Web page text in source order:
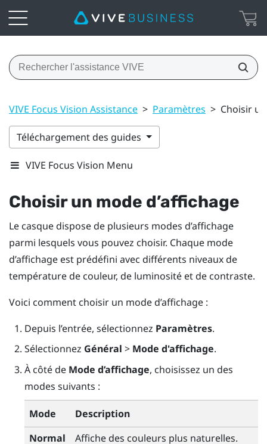
VIVE Focus Vision Assistance > Paramètres > Choisir
Téléchargement des guides
VIVE Focus Vision Menu
Choisir un mode d’affichage
Le casque dispose de plusieurs modes d’affichage
parmi lesquels vous pouvez choisir. Chaque mode
d’affichage est prédéfini avec différents niveaux de
température de couleur, de luminosité et de contraste.
Voici comment choisir un mode d’affichage :
Depuis l’entrée, sélectionnez Paramètres.
Sélectionnez Général > Mode d'affichage.
À côté de Mode d’affichage, choisissez un des
modes suivants :
Mode
Description
Normal
Affiche des couleurs plus naturelles.